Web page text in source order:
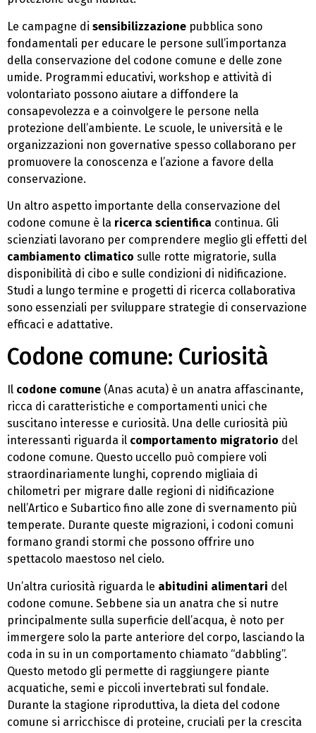
Le campagne di sensibilizzazione pubblica sono
fondamentali per educare le persone sull’importanza
della conservazione del codone comune e delle zone
umide. Programmi educativi, workshop e attività di
volontariato possono aiutare a diffondere la
consapevolezza e a coinvolgere le persone nella
protezione dell’ambiente. Le scuole, le università e le
organizzazioni non governative spesso collaborano per
promuovere la conoscenza e l’azione a favore della
conservazione.
Un altro aspetto importante della conservazione del
codone comune è la ricerca scientifica continua. Gli
scienziati lavorano per comprendere meglio gli effetti del
cambiamento climatico sulle rotte migratorie, sulla
disponibilità di cibo e sulle condizioni di nidificazione.
Studi a lungo termine e progetti di ricerca collaborativa
sono essenziali per sviluppare strategie di conservazione
efficaci e adattative.
Codone comune: Curiosità
Il codone comune (Anas acuta) è un anatra affascinante,
ricca di caratteristiche e comportamenti unici che
suscitano interesse e curiosità. Una delle curiosità più
interessanti riguarda il comportamento migratorio del
codone comune. Questo uccello può compiere voli
straordinariamente lunghi, coprendo migliaia di
chilometri per migrare dalle regioni di nidificazione
nell’Artico e Subartico fino alle zone di svernamento più
temperate. Durante queste migrazioni, i codoni comuni
formano grandi stormi che possono offrire uno
spettacolo maestoso nel cielo.
Un’altra curiosità riguarda le abitudini alimentari del
codone comune. Sebbene sia un anatra che si nutre
principalmente sulla superficie dell’acqua, è noto per
immergere solo la parte anteriore del corpo, lasciando la
coda in su in un comportamento chiamato “dabbling”.
Questo metodo gli permette di raggiungere piante
acquatiche, semi e piccoli invertebrati sul fondale.
Durante la stagione riproduttiva, la dieta del codone
comune si arricchisce di proteine, cruciali per la crescita